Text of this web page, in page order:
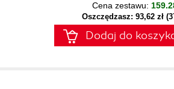
Cena zestawu:
Oszczędzasz: 93,62 zł
Dodaj do